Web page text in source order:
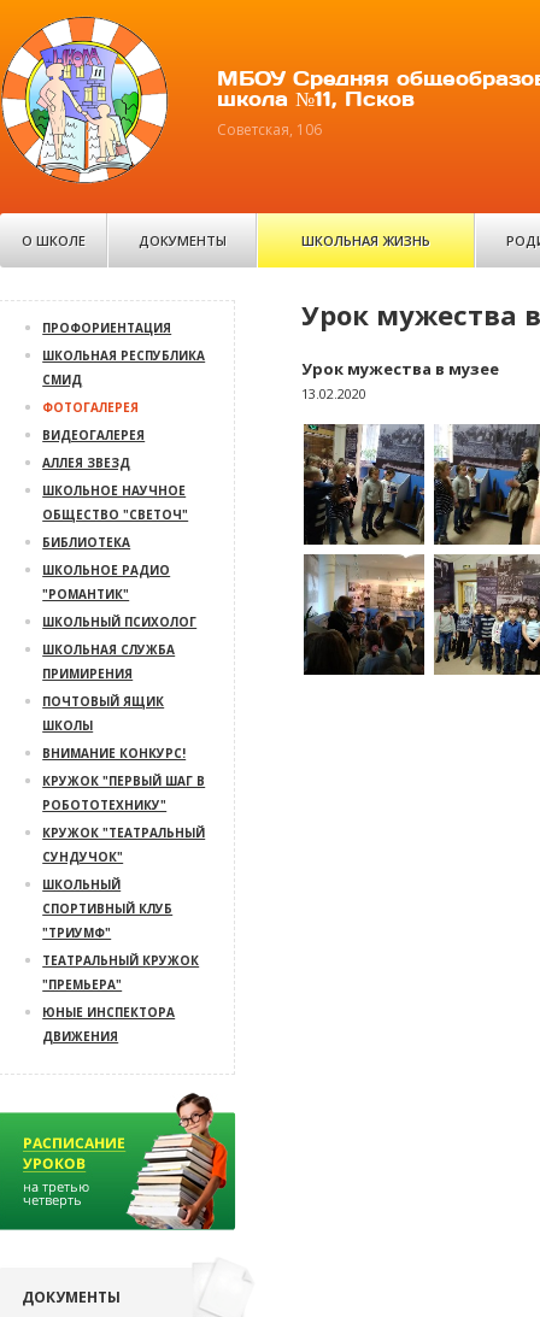
МБОУ Средняя
школа №11, Псков
Советская, 106
О ШКОЛЕ ДОКУМЕНТЫ ШКОЛЬНАЯ ЖИЗНЬ
Урок мужества
Урок мужества в музее
13.02.2020
ПРОФОРИЕНТАЦИЯ
ШКОЛЬНАЯ РЕСПУБЛИКА
СМИД
ФОТОГАЛЕРЕЯ
ВИДЕОГАЛЕРЕЯ
АЛЛЕЯ ЗВЕЗД
ШКОЛЬНОЕ НАУЧНОЕ
ОБЩЕСТВО "СВЕТОЧ"
БИБЛИОТЕКА
ШКОЛЬНОЕ РАДИО
"РОМАНТИК"
ШКОЛЬНЫЙ ПСИХОЛОГ
ШКОЛЬНАЯ СЛУЖБА
ПРИМИРЕНИЯ
ПОЧТОВЫЙ ЯЩИК
ШКОЛЫ
ВНИМАНИЕ КОНКУРС!
КРУЖОК "ПЕРВЫЙ ШАГ В
РОБОТОТЕХНИКУ"
КРУЖОК "ТЕАТРАЛЬНЫЙ
СУНДУЧОК"
ШКОЛЬНЫЙ
СПОРТИВНЫЙ КЛУБ
"ТРИУМФ"
ТЕАТРАЛЬНЫЙ КРУЖОК
"ПРЕМЬЕРА"
ЮНЫЕ ИНСПЕКТОРА
ДВИЖЕНИЯ
ДОКУМЕНТЫ